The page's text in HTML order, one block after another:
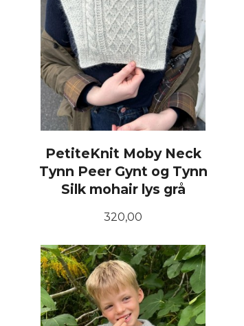
PetiteKnit Moby Neck
Tynn Peer Gynt og Tynn
Silk mohair lys grå
Pris
320,00
LES MER